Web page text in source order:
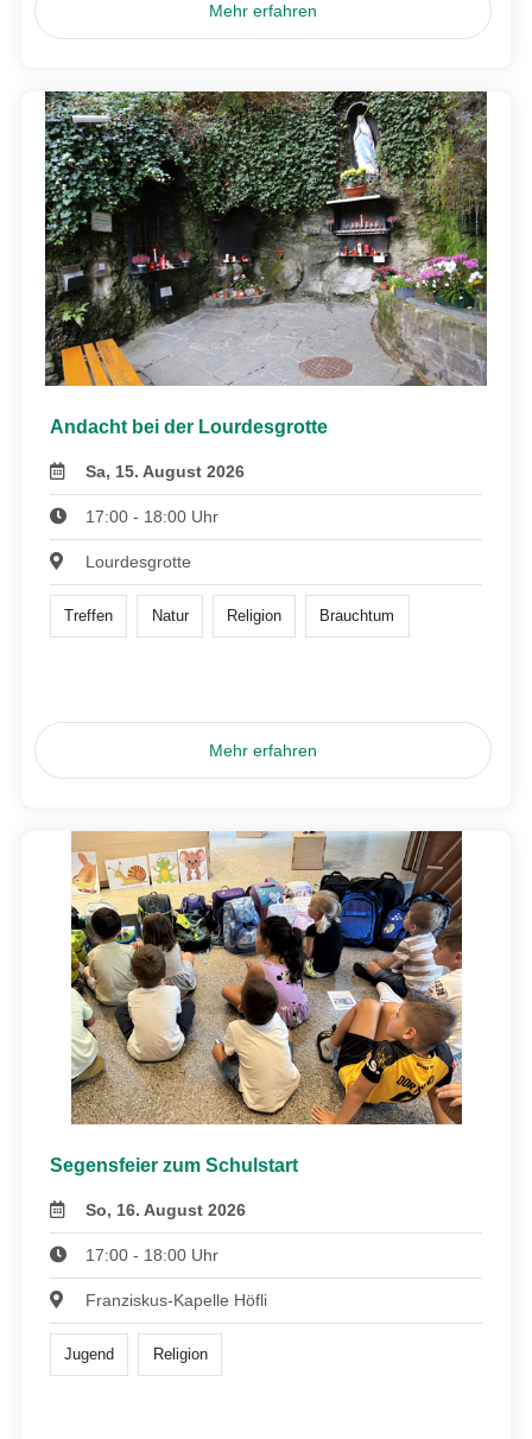
Mehr erfahren
Andacht bei der Lourdesgrotte
Sa, 15. August 2026
17:00 - 18:00 Uhr
Lourdesgrotte
Treffen Natur Religion Brauchtum
Mehr erfahren
Segensfeier zum Schulstart
So, 16. August 2026
17:00 - 18:00 Uhr
Franziskus-Kapelle Höfli
Jugend Religion